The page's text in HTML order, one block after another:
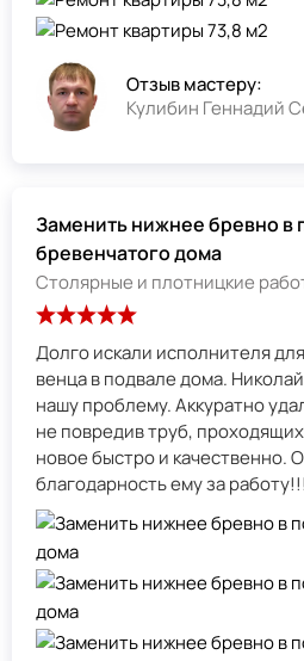
Отзыв мастеру:
Кулибин Геннадий
Заменить нижнее бревно в
бревенчатого дома
Столярные и плотницкие
Долго искали исполнителя
венца в подвале дома. Николай Николаевич решил
нашу проблему. Аккуратно
не повредив труб,
новое быстро и качественно.
благодарность ему за работу!!!